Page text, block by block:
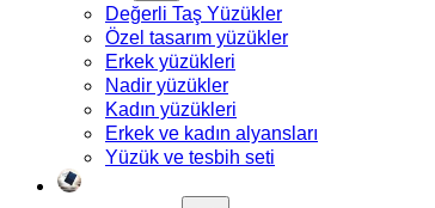
Değerli Taş Yüzükler
Özel tasarım yüzükler
Erkek yüzükleri
Nadir yüzükler
Kadın yüzükleri
Erkek ve kadın alyansları
Yüzük ve tesbih seti